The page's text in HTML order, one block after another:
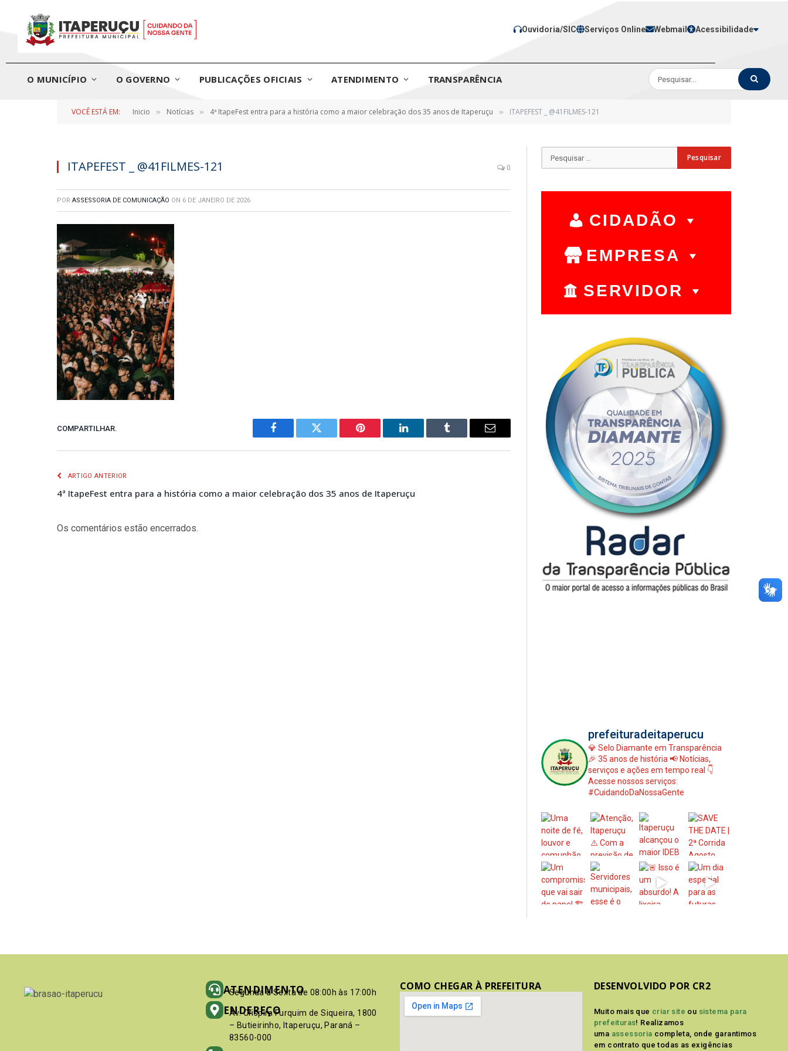
Ouvidoria/SIC Serviços Online Webmail Acessibilidade
O MUNICÍPIO O GOVERNO PUBLICAÇÕES OFICIAIS ATENDIMENTO TRANSPARÊNCIA
VOCÊ ESTÁ EM: Inicio » Notícias » 4ª ItapeFest entra para a história como a maior celebração dos 35 anos de Itaperuçu » ITAPEFEST _ @41FILMES-121
ITAPEFEST _ @41FILMES-121 0
POR ASSESSORIA DE COMUNICAÇÃO ON 6 DE JANEIRO DE 2026
COMPARTILHAR.
Facebook Twitter Pinterest LinkedIn Tumblr
E-
ARTIGO ANTERIOR
4ª ItapeFest entra para a história como a maior celebração dos 35 anos de Itaperuçu
Os comentários estão encerrados.
CIDADÃO
EMPRESA
SERVIDOR
prefeituradeitaperucu
💎 Selo Diamante em Transparência
🎉 35 anos de história 📢 Notícias,
serviços e ações em tempo real 👇
Acesse nossos serviços:
#CuidandoDaNossaGente
ATENDIMENTO
Segunda à Sexta de 08:00h às 17:00h
ENDEREÇO
Av. Crispim Furquim de Siqueira, 1800
– Butieirinho, Itaperuçu, Paraná –
83560-000
COMO CHEGAR À PREFEITURA DESENVOLVIDO POR CR2
Muito mais que criar site ou sistema para
prefeituras! Realizamos
uma assessoria completa, onde garantimos
em contrato que todas as exigências